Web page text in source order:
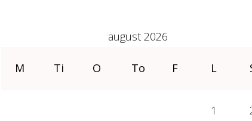
august 2026
M Ti O To F L
1